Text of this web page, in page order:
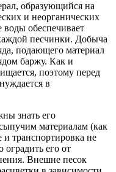
образующийся на
и неорганических
обеспечивает
песчинки. Добыча
подающего материал
баржу. Как и
поэтому перед
в
знать его
материалам (как
транспортировка не
оградить его от
Внешне песок